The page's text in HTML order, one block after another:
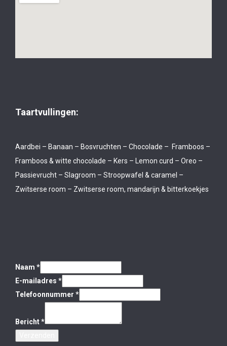
Taartvullingen:
Aardbei – Banaan – Bosvruchten – Chocolade – Framboos –
Framboos & witte chocolade – Kers – Lemon curd – Oreo –
Passievrucht – Slagroom – Stroopwafel & caramel –
Zwitserse room – Zwitserse room, mandarijn & bitterkoekjes
Naam *
E-mailadres *
Telefoonnummer *
Bericht*